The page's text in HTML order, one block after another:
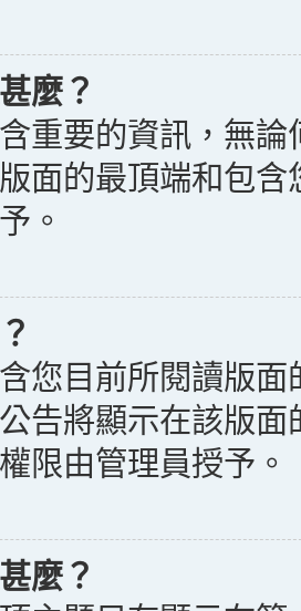
麼？
重要的資訊，無
面的最頂端和包
。
您目前所閱讀版
告將顯示在該版
限由管理員授予。
麼？